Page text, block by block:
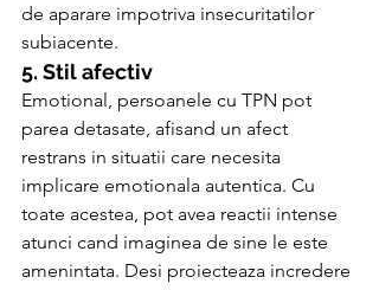
de aparare impotriva insecuritatilor
subiacente.
5. Stil afectiv
Emotional, persoanele cu TPN pot
parea detasate, afisand un afect
restrans in situatii care necesita
implicare emotionala autentica. Cu
toate acestea, pot avea reactii intense
atunci cand imaginea de sine le este
amenintata. Desi proiecteaza incredere